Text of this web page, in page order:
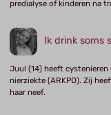
predialyse of kinderen na
Ik drink soms
Juul (14) heeft cystenieren
nierziekte (ARKPD). Zij
haar neef.